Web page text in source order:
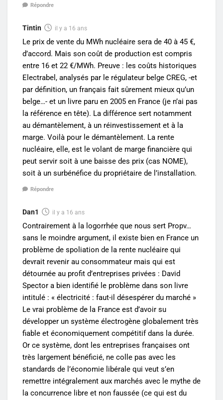
Répondre
Tintin il y a 16 ans
Le prix de vente du MWh nucléaire sera de 40 à 45 €,
d’accord. Mais son coût de production est compris
entre 16 et 22 €/MWh. Preuve : les coûts historiques
Electrabel, analysés par le régulateur belge CREG, -et
par définition, un français fait sûrement mieux qu’un
belge…- et un livre paru en 2005 en France (je n’ai pas
la référence en tête). La différence sert notamment
au démantèlement, à un réinvestissement et à la
marge. Voilà pour le démantèlement. La rente
nucléaire, elle, est le volant de marge financière qui
peut servir soit à une baisse des prix (cas NOME),
soit à un surbénéfice du propriétaire de l’installation.
Répondre
Dan1 il y a 16 ans
Contrairement à la logorrhée que nous sert Propv…
sans le moindre argument, il existe bien en France un
problème de spoliation de la rente nucléaire qui
devrait revenir au consommateur mais qui est
détournée au profit d’entreprises privées : David
Spector a bien identifié le problème dans son livre
intitulé : « électricité : faut-il désespérer du marché »
Le vrai problème de la France est d’avoir su
développer un système électrogène globalement très
fiable et économiquement compétitif dans la durée.
Or ce système, dont les entreprises françaises ont
très largement bénéficié, ne colle pas avec les
standards de l’économie libérale qui veut s’en
remettre intégralement aux marchés avec le mythe de
la concurrence libre et non faussée (ce qui est du